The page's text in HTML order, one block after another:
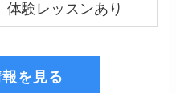
体験レッスンあり
を見る